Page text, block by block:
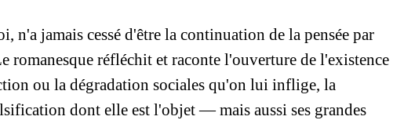
n'a jamais cessé d'être la continuation de la pensée par
romanesque réfléchit et raconte l'ouverture de l'existence
ou la dégradation sociales qu'on lui inflige, la
dont elle est l'objet — mais aussi ses grandes